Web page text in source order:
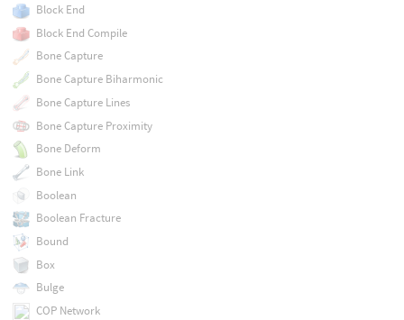
Block End
Block End Compile
Bone Capture
Bone Capture Biharmonic
Bone Capture Lines
Bone Capture Proximity
Bone Deform
Bone Link
Boolean
Boolean Fracture
Bound
Box
Bulge
COP Network